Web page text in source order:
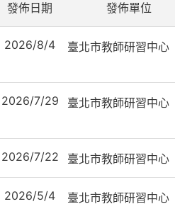
發佈日期 發佈單位
2026/8/4 臺北市教師研習中心
2026/7/29 臺北市教師研習中心
2026/7/22 臺北市教師研習中心
2026/5/4 臺北市教師研習中心